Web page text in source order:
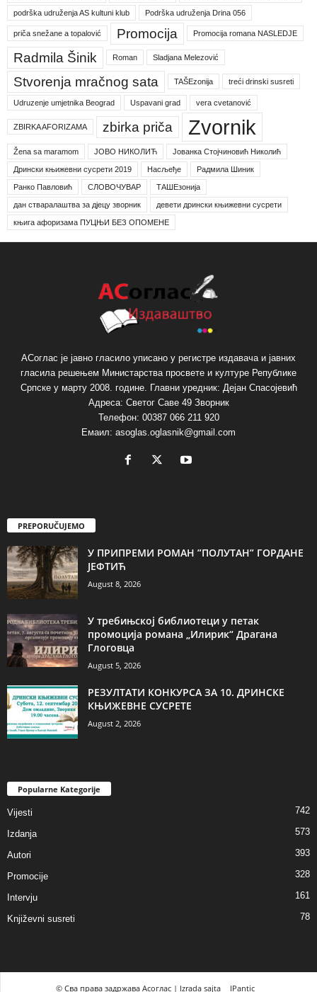
podrška udruženja AS kultuni klub Podrška udruženja Drina 056
priča snežane a topalović Promocija Promocija romana NASLEDJE
Radmila Šinik Roman Sladjana Melezović
Stvorenja mračnog sata TAŠEzonija treći drinski susreti
Udruzenje umjetnika Beograd Uspavani grad vera cvetanović
ZBIRKA AFORIZAMA zbirka priča Zvornik
Žena sa maramom ЈОВО НИКОЛИЋ Јованка Стојчиновић Николић
Дрински књижевни сусрети 2019 Насљеђе Радмила Шиник
Ранко Павловић СЛОВОЧУВАР ТАШЕзонија
дан стваралаштва за дјецу зворник девети дрински књижевни сусрети
књига афоризама ПУЦЊИ БЕЗ ОПОМЕНЕ
АСоглас је јавно гласило уписано у регистре издавача и јавних
гласила решењем Министарства просвете и културе Републике
Српске у марту 2008. године. Главни уредник: Дејан Спасојевић
Адреса: Светог Саве 49 Зворник
Телефон: 00387 066 211 920
Емаил: asoglas.oglasnik@gmail.com
PREPORUČUJEMO
У ПРИПРЕМИ РОМАН ”ПОЛУТАН” ГОРДАНЕ
ЈЕФТИЋ
August 8, 2026
У требињској библиотеци у петак
промоција романа „Илирик“ Драгана
Глоговца
August 5, 2026
РЕЗУЛТАТИ КОНКУРСА ЗА 10. ДРИНСКЕ
КЊИЖЕВНЕ СУСРЕТЕ
August 2, 2026
Popularne Kategorije
Vijesti 742
Izdanja 573
Autori 393
Promocije 328
Intervju 161
Književni susreti 78
© Сва права задржава Асоглас | Izrada sajta IPantic